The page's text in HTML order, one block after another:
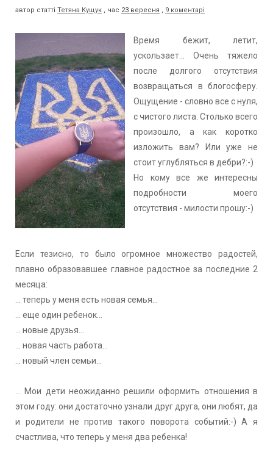
автор статті Тетяна Кущук , час 23 вересня , 9 коментарі
Время бежит, летит,
ускользает... Очень тяжело
после долгого отсутствия
возвращаться в блогосферу.
Ощущение - словно все с нуля,
с чистого листа. Столько всего
произошло, а как коротко
изложить вам? Или уже не
стоит углубляться в дебри?:-)
Но кому все же интересны
подробности моего
отсутствия - милости прошу:-)
Если тезисно, то было огромное множество радостей,
плавно образовавшее главное радостное за последние 2
месяца:
... теперь у меня есть новая семья...
... еще один ребенок...
... новые друзья...
... новая часть работа...
... новый член семьи...
... Мои дети неожиданно решили оформить отношения в
этом году: они достаточно узнали друг друга, они любят, да
и родители не против такого поворота событий:-) А я
счастлива, что теперь у меня два ребенка!